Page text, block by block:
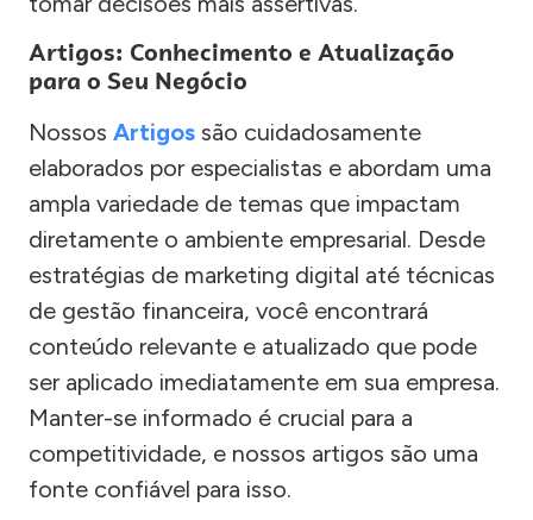
Artigos: Conhecimento e Atualização
para o Seu Negócio
Nossos Artigos são cuidadosamente
elaborados por especialistas e abordam uma
ampla variedade de temas que impactam
diretamente o ambiente empresarial. Desde
estratégias de marketing digital até técnicas
de gestão financeira, você encontrará
conteúdo relevante e atualizado que pode
ser aplicado imediatamente em sua empresa.
Manter-se informado é crucial para a
competitividade, e nossos artigos são uma
fonte confiável para isso.